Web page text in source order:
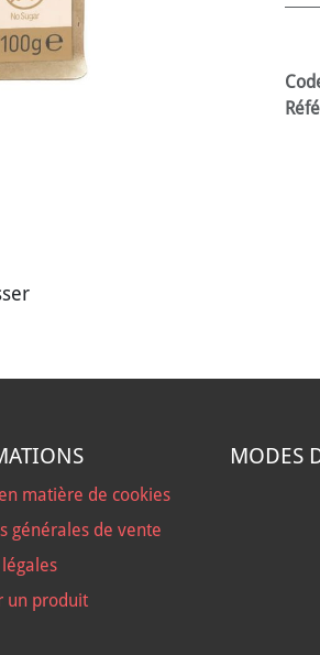
matière de cookies
générales de vente
un produit
MODES